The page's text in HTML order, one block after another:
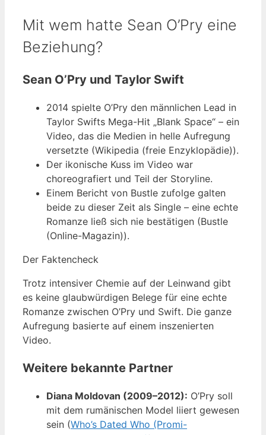
Mit wem hatte Sean O’Pry eine
Beziehung?
Sean O’Pry und Taylor Swift
2014 spielte O’Pry den männlichen Lead in
Taylor Swifts Mega-Hit „Blank Space“ – ein
Video, das die Medien in helle Aufregung
versetzte (Wikipedia (freie Enzyklopädie)).
Der ikonische Kuss im Video war
choreografiert und Teil der Storyline.
Einem Bericht von Bustle zufolge galten
beide zu dieser Zeit als Single – eine echte
Romanze ließ sich nie bestätigen (Bustle
(Online-Magazin)).
Der Faktencheck
Trotz intensiver Chemie auf der Leinwand gibt
es keine glaubwürdigen Belege für eine echte
Romanze zwischen O’Pry und Swift. Die ganze
Aufregung basierte auf einem inszenierten
Video.
Weitere bekannte Partner
Diana Moldovan (2009–2012): O’Pry soll
mit dem rumänischen Model liiert gewesen
sein (Who’s Dated Who (Promi-